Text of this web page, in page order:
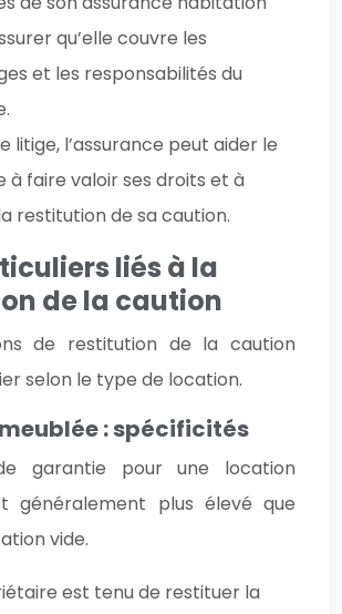
qu’elle couvre les
et les responsabilités du
litige, l’assurance peut aider le
à faire valoir ses droits et à
restitution de sa caution.
liés à la
de la caution
de restitution de la caution
selon le type de location.
: spécificités
garantie pour une location
généralement plus élevé que
vide.
est tenu de restituer la